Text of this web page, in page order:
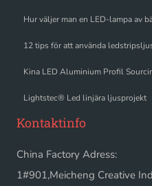
Hur väljer man en LED-lampa av
12 tips för att använda
Kina LED Aluminium Profil
Lightstec® Led linjära ljusprojekt
Kontaktinfo
China Factory Adress:
1#901,Meicheng Creative